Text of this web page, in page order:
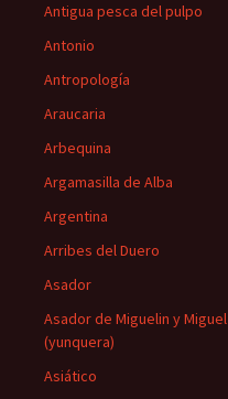
Antigua pesca del pulpo
Antonio
Antropología
Araucaria
Arbequina
Argamasilla de Alba
Argentina
Arribes del Duero
Asador
Asador de Miguelin y Miguel
(yunquera)
Asiático